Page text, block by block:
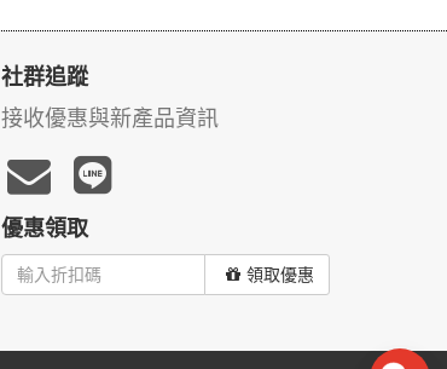
社群追蹤
接收優惠與新產品資訊
優惠領取
領取優惠